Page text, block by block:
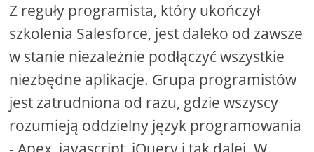
Z reguły programista, który ukończył
szkolenia Salesforce, jest daleko od zawsze
w stanie niezależnie podłączyć wszystkie
niezbędne aplikacje. Grupa programistów
jest zatrudniona od razu, gdzie wszyscy
rozumieją oddzielny język programowania